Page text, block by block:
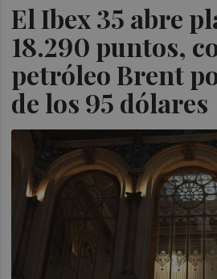
El Ibex 35 abre
18.290 puntos,
petróleo Brent
de los 95 dólares